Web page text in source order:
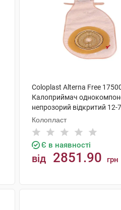
Coloplast Alterna Free
Калоприймач
непрозорий відкритий
шт
Колопласт
Є в наявності
від 2851.90 грн